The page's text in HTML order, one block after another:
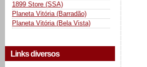
1899 Store (SSA)
Planeta Vitória (Barradão)
Planeta Vitória (Bela Vista)
Links diversos